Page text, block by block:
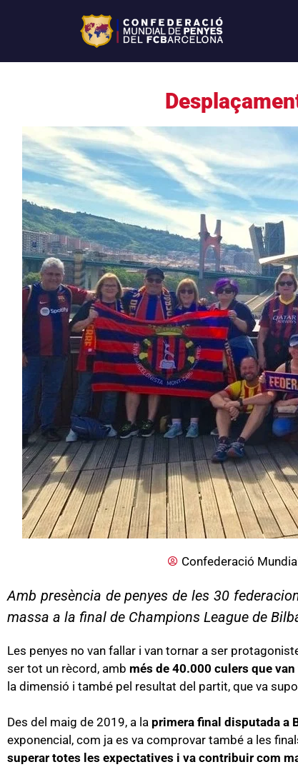
Confederació
Amb presència de penyes de les 30
massa a la final de Champions League de
Les penyes no van fallar i van tornar a ser
ser tot un rècord, amb més de 40.000 culers que
la dimensió i també pel resultat del partit, que va
Des del maig de 2019, a la primera final disputada a
exponencial, com ja es va comprovar també a les
superar totes les expectatives i va contribuir com